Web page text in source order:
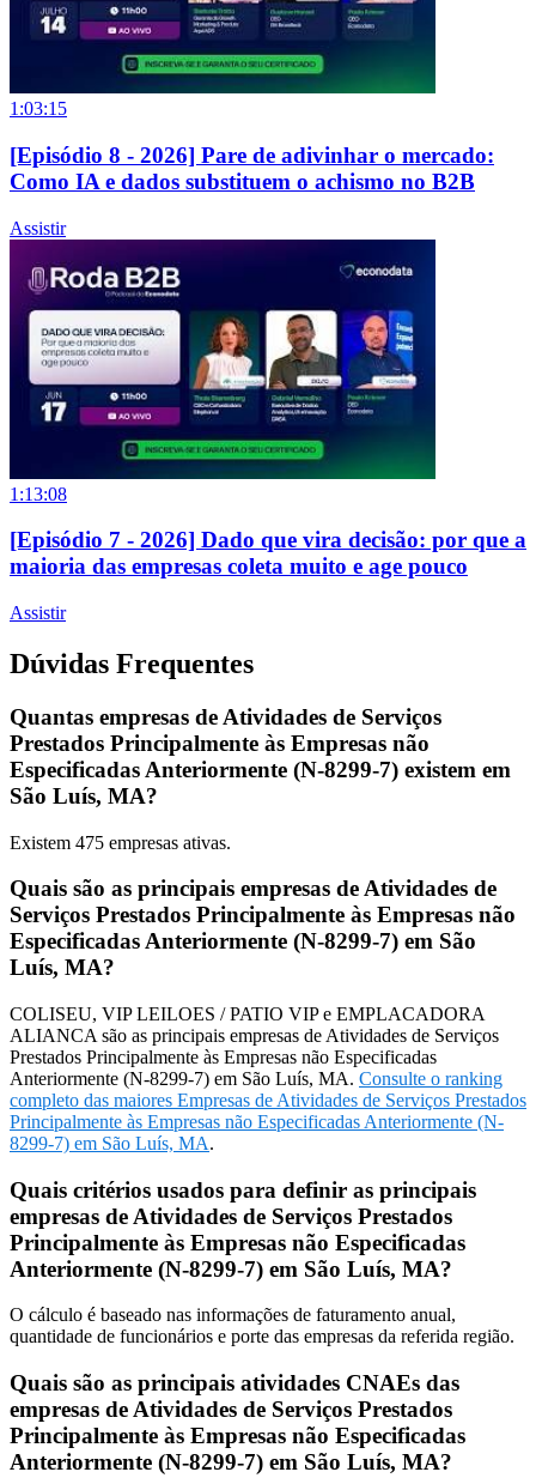
1:03:15
[Episódio 8 - 2026] Pare de adivinhar o mercado:
Como IA e dados substituem o achismo no B2B
Assistir
1:13:08
[Episódio 7 - 2026] Dado que vira decisão: por que a
maioria das empresas coleta muito e age pouco
Assistir
Dúvidas Frequentes
Quantas empresas de Atividades de Serviços
Prestados Principalmente às Empresas não
Especificadas Anteriormente (N-8299-7) existem em
São Luís, MA?
Existem 475 empresas ativas.
Quais são as principais empresas de Atividades de
Serviços Prestados Principalmente às Empresas não
Especificadas Anteriormente (N-8299-7) em São
Luís, MA?
COLISEU, VIP LEILOES / PATIO VIP e EMPLACADORA
ALIANCA são as principais empresas de Atividades de Serviços
Prestados Principalmente às Empresas não Especificadas
Anteriormente (N-8299-7) em São Luís, MA. Consulte o ranking
completo das maiores Empresas de Atividades de Serviços Prestados
Principalmente às Empresas não Especificadas Anteriormente (N-
8299-7) em São Luís, MA.
Quais critérios usados para definir as principais
empresas de Atividades de Serviços Prestados
Principalmente às Empresas não Especificadas
Anteriormente (N-8299-7) em São Luís, MA?
O cálculo é baseado nas informações de faturamento anual,
quantidade de funcionários e porte das empresas da referida região.
Quais são as principais atividades CNAEs das
empresas de Atividades de Serviços Prestados
Principalmente às Empresas não Especificadas
Anteriormente (N-8299-7) em São Luís, MA?